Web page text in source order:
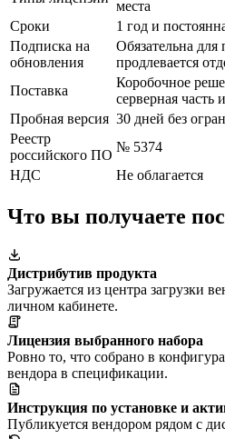
места
Сроки
1 год и
Подписка на
обновления
Обязательна
продлевается
Поставка
Коробочное
серверная часть
Пробная версия 30 дней без
Реестр
российского ПО
№ 5374
НДС
Не облагается
Что вы получаете
Дистрибутив продукта
Загружается из центра загрузки
личном кабинете.
Лицензия выбранного набора
Ровно то, что собрано в
вендора в спецификации.
Инструкция по установке и
Публикуется вендором рядом с